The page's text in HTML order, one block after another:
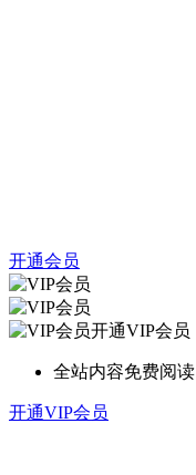
开通会员
开通VIP会员
全站内容免费阅读
开通VIP会员